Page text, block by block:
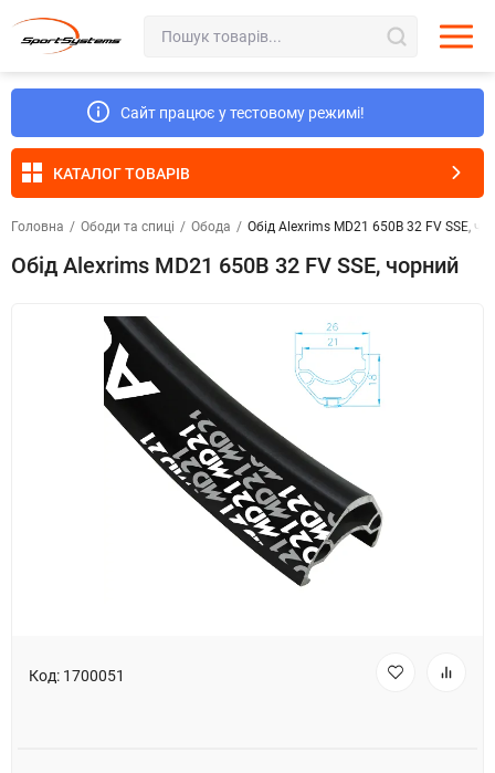
Сайт працює у тестовому режимі!
КАТАЛОГ ТОВАРІВ
Головна / Ободи та спиці / Обода / Обід Alexrims MD21 650B 32 FV SSE,
Обід Alexrims MD21 650B 32 FV SSE, чорний
Код: 1700051